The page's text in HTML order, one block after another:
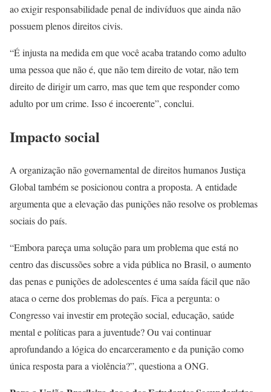
ao exigir responsabilidade penal de indivíduos que ainda não
possuem plenos direitos civis.
“É injusta na medida em que você acaba tratando como adulto
uma pessoa que não é, que não tem direito de votar, não tem
direito de dirigir um carro, mas que tem que responder como
adulto por um crime. Isso é incoerente”, conclui.
Impacto social
A organização não governamental de direitos humanos Justiça
Global também se posicionou contra a proposta. A entidade
argumenta que a elevação das punições não resolve os problemas
sociais do país.
“Embora pareça uma solução para um problema que está no
centro das discussões sobre a vida pública no Brasil, o aumento
das penas e punições de adolescentes é uma saída fácil que não
ataca o cerne dos problemas do país. Fica a pergunta: o
Congresso vai investir em proteção social, educação, saúde
mental e políticas para a juventude? Ou vai continuar
aprofundando a lógica do encarceramento e da punição como
única resposta para a violência?”, questiona a ONG.